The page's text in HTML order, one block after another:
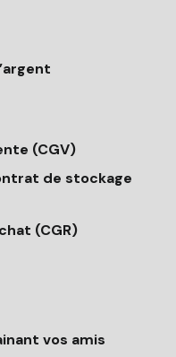
(CGV)
de stockage
(CGR)
vos amis